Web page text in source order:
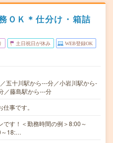
ＯＫ＊仕分け・箱詰
土日祝日が休み WEB登録OK
五十川駅から---分／小岩川駅から-
／藤島駅から---分
事です。
です！＜勤務時間の例＞8:00～
～18:…